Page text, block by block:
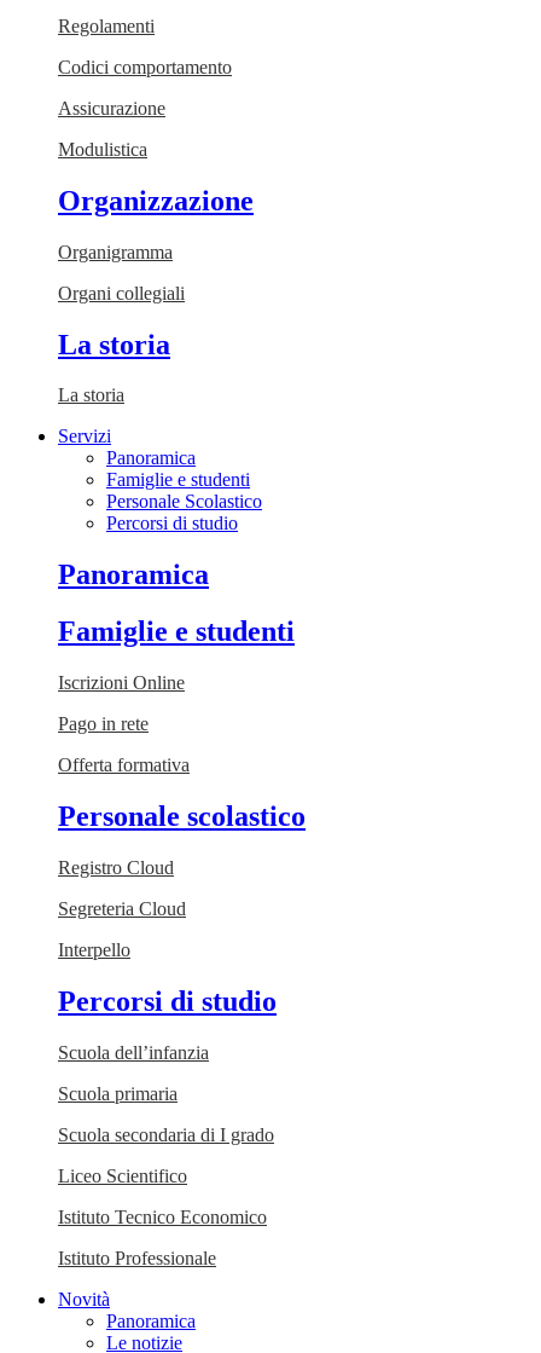
Regolamenti
Codici comportamento
Assicurazione
Modulistica
Organizzazione
Organigramma
Organi collegiali
La storia
La storia
Servizi
Panoramica
Famiglie e studenti
Personale Scolastico
Percorsi di studio
Panoramica
Famiglie e studenti
Iscrizioni Online
Pago in rete
Offerta formativa
Personale scolastico
Registro Cloud
Segreteria Cloud
Interpello
Percorsi di studio
Scuola dell’infanzia
Scuola primaria
Scuola secondaria di I grado
Liceo Scientifico
Istituto Tecnico Economico
Istituto Professionale
Novità
Panoramica
Le notizie